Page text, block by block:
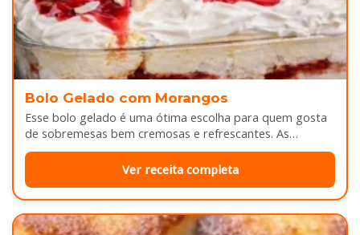
Bolo Gelado com Morangos
Esse bolo gelado é uma ótima escolha para quem gosta
de sobremesas bem cremosas e refrescantes. As
camadas de massa…
Ver receita completa